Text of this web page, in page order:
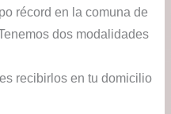
récord en la comuna de
dos modalidades
recibirlos en tu domicilio